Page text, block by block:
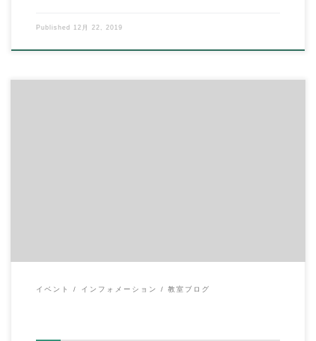
Published 12月 22, 2019
イベント インフォメーション 教室ブログ